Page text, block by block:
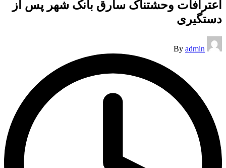
اعترافات وحشتناک سارق بانک شهر پس از
دستگیری
Posted
by
By admin